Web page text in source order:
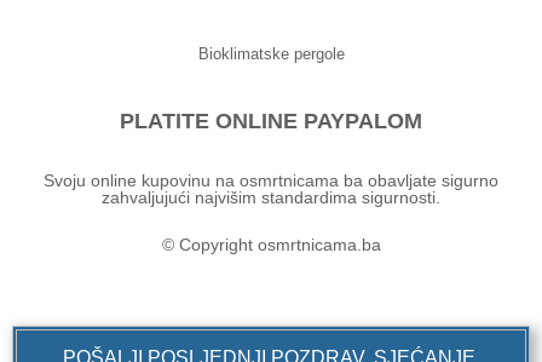
POŠALJI POSLJEDNJI POZDRAV, SJEĆANJE,
Bioklimatske pergole
PLATITE ONLINE PAYPALOM
Svoju online kupovinu na osmrtnicama ba obavljate sigurno
zahvaljujući najvišim standardima sigurnosti.
© Copyright osmrtnicama.ba